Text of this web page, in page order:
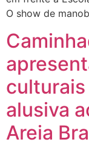
O show de
culturais
alusiva
Areia